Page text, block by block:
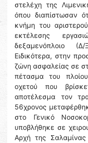
στελέχη της
όπου διαπίστωσαν
κνήμη του
εκτέλεσης
δεξαμενόπλοιο
Ειδικότερα, στην
ζώνη ασφαλείας σε
πέτασμα του
οχετού που
αποτέλεσμα τον
56χρονος
στο Γενικό
υποβλήθηκε σε
Αρχή της Σαλαμίνας